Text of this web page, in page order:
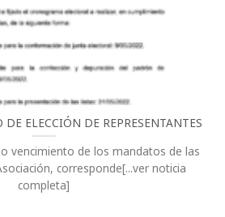
ELECCIÓN DE REPRESENTANTES
vencimiento de los mandatos de las
corresponde[...ver noticia
completa]